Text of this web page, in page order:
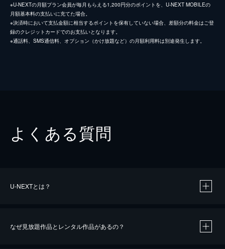
※U-NEXTの月額プラン会員が毎月もらえる1,200円分のポイントを、U-NEXT MOBILEの
月額基本料の支払いに充てた場合。
※決済時において支払金額に相当するポイントを保有していない場合、差額分の料金はご登
録のクレジットカードでのお支払いとなります。
※通話料、SMS通信料、オプション（かけ放題など）の月額利用料は別途発生します。
よくある質問
U-NEXTとは？
なぜ見放題作品とレンタル作品があるの？